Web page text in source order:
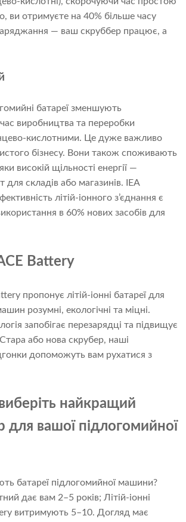
ви отримуєте на 40% більше часу
— ваш скруббер працює, а
батареї зменшують
виробництва та переробки
кислотними. Це дуже важливо
бізнесу. Вони також споживають
високій щільності енергії —
для складів або магазинів. IEA
літій-іонного з’єднання є
в 60% нових засобів для
Battery
пропонує літій-іонні батареї для
розумні, екологічні та міцні.
запобігає перезарядці та підвищує
або нова скрубер, наші
допоможуть вам рухатися з
найкращий
для вашої підлогомийної
батареї підлогомийної машини?
дає вам 2–5 років; Літій-іонні
витримують 5–10. Догляд має